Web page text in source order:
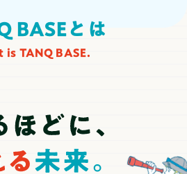
利用者の声
ニュース
BASEとは
is TANQ BASE.